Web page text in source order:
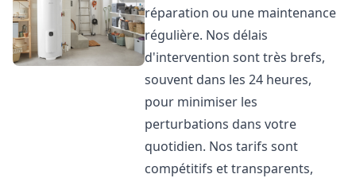
réparation ou une maintenance
régulière. Nos délais
d'intervention sont très brefs,
souvent dans les 24 heures,
pour minimiser les
perturbations dans votre
quotidien. Nos tarifs sont
compétitifs et transparents,